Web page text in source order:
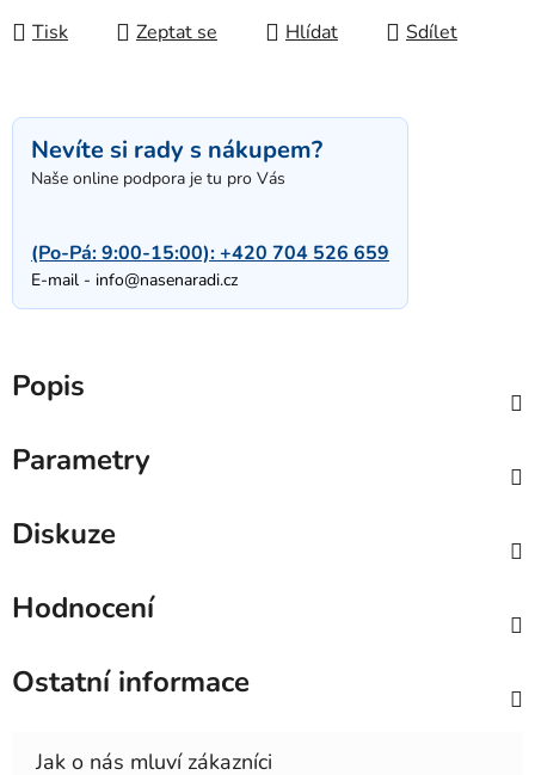
Tisk Zeptat se Hlídat Sdílet
Nevíte si rady s nákupem?
Naše online podpora je tu pro Vás
(Po-Pá: 9:00-15:00):+420 704 526 659
E-mail - info@nasenaradi.cz
Popis
Parametry
Diskuze
Hodnocení
Ostatní informace